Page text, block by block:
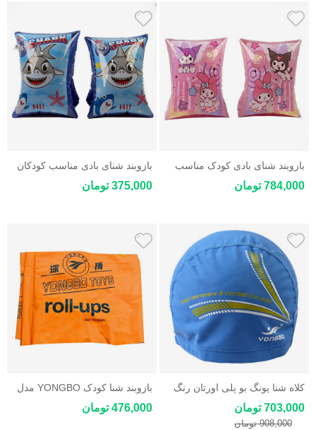
بازوبند شنای بادی کودک مناسب
کودکان 1 تا 6 سال
784,000 تومان
بازوبند شنای بادی مناسب کودکان
3 تا ۶ سال
375,000 تومان
کلاه شنا یونگ بو پلی اورتان رنگ
آبی
703,000 تومان
908,000 تومان
بازوبند شنا کودک YONGBO مدل
Roll-Ups ایمن و راحت برای سنین476,000 تومان